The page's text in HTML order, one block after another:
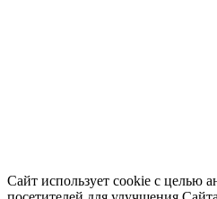
Сайт использует cookie с целью